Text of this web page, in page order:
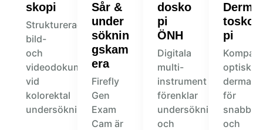
skopi
Strukturerad
bild-
och
videodokumentation
vid
kolorektal
undersökning.
Sår &
under
söknin
gskam
era
Firefly
Gen
Exam
Cam är
dosko
pi
ÖNH
Digitala
multi-
instrument
förenklar
undersökning
och
Derma
tosko
pi
Kompakt
optiskt
för
snabb
och